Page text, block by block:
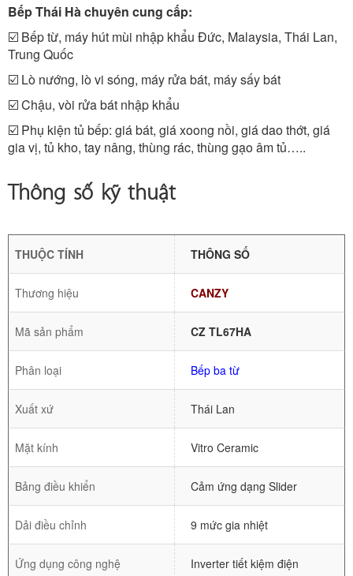
Bếp Thái Hà chuyên cung cấp:
☑️ Bếp từ, máy hút mùi nhập khẩu Đức, Malaysia, Thái Lan,
Trung Quốc
☑️ Lò nướng, lò vi sóng, máy rửa bát, máy sấy bát
☑️ Chậu, vòi rửa bát nhập khẩu
☑️ Phụ kiện tủ bếp: giá bát, giá xoong nồi, giá dao thớt, giá
gia vị, tủ kho, tay nâng, thùng rác, thùng gạo âm tủ…..
Thông số kỹ thuật
THUỘC TÍNH THÔNG SỐ
Thương hiệu CANZY
Mã sản phẩm CZ TL67HA
Phân loại Bếp ba từ
Xuất xứ Thái Lan
Mặt kính Vitro Ceramic
Bảng điều khiển Cảm ứng dạng Slider
Dải điều chỉnh 9 mức gia nhiệt
Ứng dụng công nghệ Inverter tiết kiệm điện